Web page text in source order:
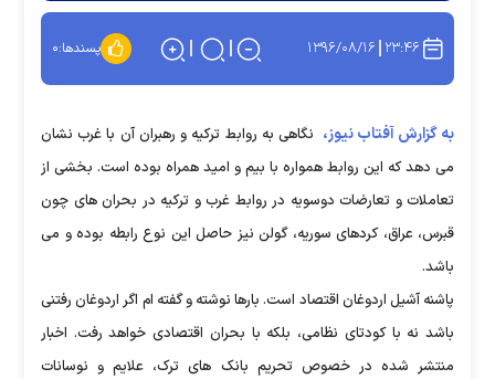
۲۳:۴۶ ۱۳۹۶/۰۸/۱۶ پسندها:۰
به گزارش آفتاب نیوز، نگاهی به روابط ترکیه و رهبران آن با غرب نشان
می دهد که این روابط همواره با بیم و امید همراه بوده است. بخشی از
تعاملات و تعارضات دوسویه در روابط غرب و ترکیه در بحران های چون
قبرس، عراق، کردهای سوریه، گولن نیز حاصل این نوع رابطه بوده و می
باشد.
پاشنه آشیل اردوغان اقتصاد است. بارها نوشته و گفته ام اگر اردوغان رفتنی
باشد نه با کودتای نظامی، بلکه با بحران اقتصادی خواهد رفت. اخبار
منتشر شده در خصوص تحریم بانک های ترک، علایم و نوسانات